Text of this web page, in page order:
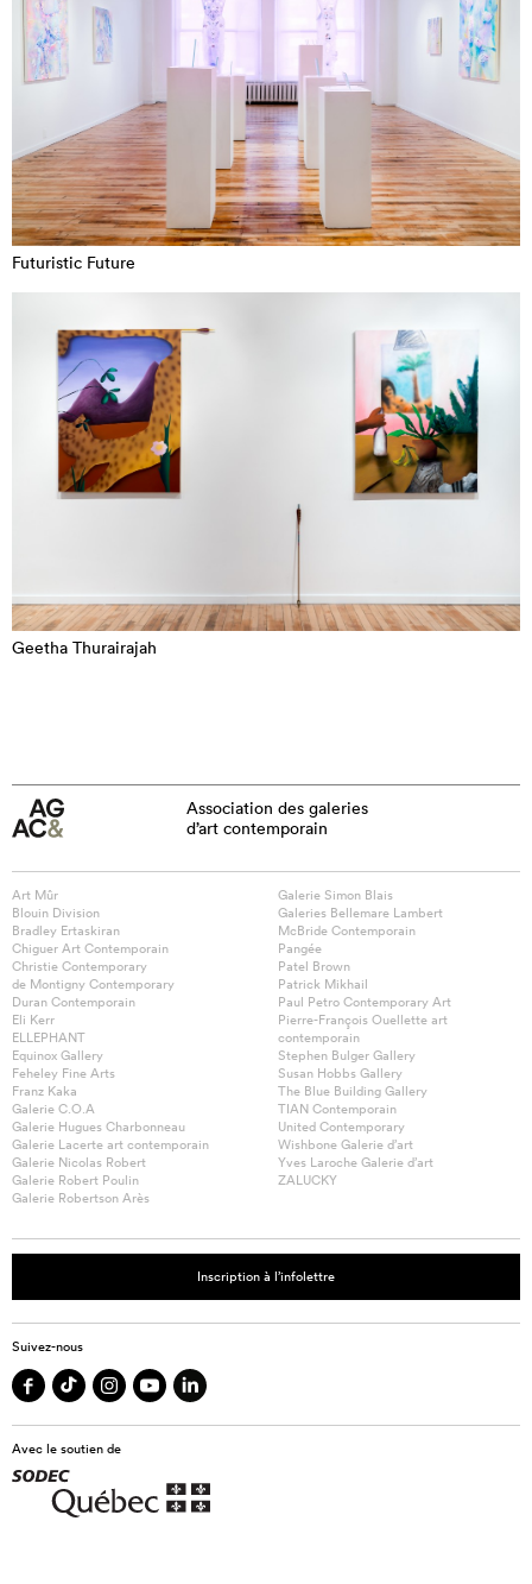
Futuristic Future
Geetha Thurairajah
Association des galeries
d’art contemporain
Art Mûr
Blouin Division
Bradley Ertaskiran
Chiguer Art Contemporain
Christie Contemporary
de Montigny Contemporary
Duran Contemporain
Eli Kerr
ELLEPHANT
Equinox Gallery
Feheley Fine Arts
Franz Kaka
Galerie C.O.A
Galerie Hugues Charbonneau
Galerie Lacerte art contemporain
Galerie Nicolas Robert
Galerie Robert Poulin
Galerie Robertson Arès
Galerie Simon Blais
Galeries Bellemare Lambert
McBride Contemporain
Pangée
Patel Brown
Patrick Mikhail
Paul Petro Contemporary Art
Pierre-François Ouellette art
contemporain
Stephen Bulger Gallery
Susan Hobbs Gallery
The Blue Building Gallery
TIAN Contemporain
United Contemporary
Wishbone Galerie d’art
Yves Laroche Galerie d’art
ZALUCKY
Inscription à l’infolettre
Suivez-nous
Avec le soutien de